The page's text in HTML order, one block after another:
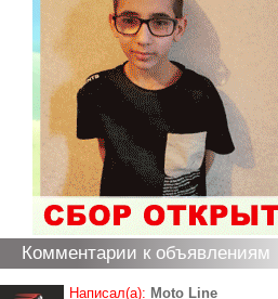
Комментарии к объявлениям
Написал(а): Moto Line